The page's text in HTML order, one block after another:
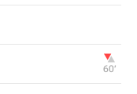
60‎’‎